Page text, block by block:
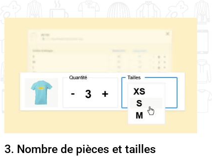
3. Nombre de pièces et tailles